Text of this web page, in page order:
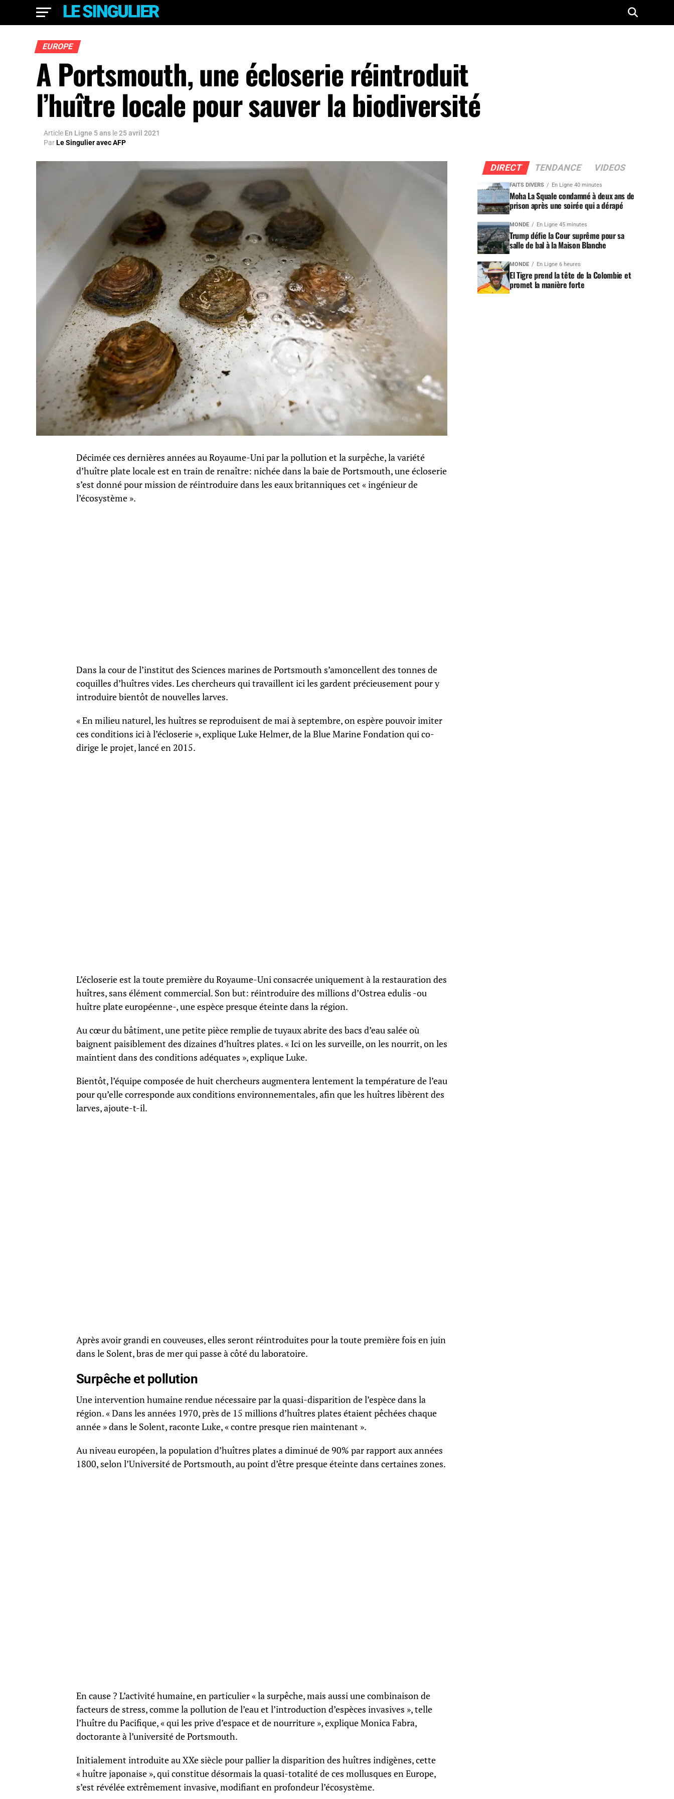
EUROPE
A Portsmouth, une écloserie réintroduit
l’huître locale pour sauver la biodiversité
Article En Ligne 5 ans le25 avril 2021
ParLe Singulier avec AFP
Décimée ces dernières années au Royaume-Uni par la pollution et la surpêche, la variété
d’huître plate locale est en train de renaître: nichée dans la baie de Portsmouth, une écloserie
s’est donné pour mission de réintroduire dans les eaux britanniques cet « ingénieur de
l’écosystème ».
Dans la cour de l’institut des Sciences marines de Portsmouth s’amoncellent des tonnes de
coquilles d’huîtres vides. Les chercheurs qui travaillent ici les gardent précieusement pour y
introduire bientôt de nouvelles larves.
« En milieu naturel, les huîtres se reproduisent de mai à septembre, on espère pouvoir imiter
ces conditions ici à l’écloserie », explique Luke Helmer, de la Blue Marine Fondation qui co-
dirige le projet, lancé en 2015.
L’écloserie est la toute première du Royaume-Uni consacrée uniquement à la restauration des
huîtres, sans élément commercial. Son but: réintroduire des millions d’Ostrea edulis -ou
huître plate européenne-, une espèce presque éteinte dans la région.
Au cœur du bâtiment, une petite pièce remplie de tuyaux abrite des bacs d’eau salée où
baignent paisiblement des dizaines d’huîtres plates. « Ici on les surveille, on les nourrit, on les
maintient dans des conditions adéquates », explique Luke.
Bientôt, l’équipe composée de huit chercheurs augmentera lentement la température de l’eau
pour qu’elle corresponde aux conditions environnementales, afin que les huîtres libèrent des
larves, ajoute-t-il.
Après avoir grandi en couveuses, elles seront réintroduites pour la toute première fois en juin
dans le Solent, bras de mer qui passe à côté du laboratoire.
Surpêche et pollution
Une intervention humaine rendue nécessaire par la quasi-disparition de l’espèce dans la
région. « Dans les années 1970, près de 15 millions d’huîtres plates étaient pêchées chaque
année » dans le Solent, raconte Luke, « contre presque rien maintenant ».
Au niveau européen, la population d’huîtres plates a diminué de 90% par rapport aux années
1800, selon l’Université de Portsmouth, au point d’être presque éteinte dans certaines zones.
En cause ? L’activité humaine, en particulier « la surpêche, mais aussi une combinaison de
facteurs de stress, comme la pollution de l’eau et l’introduction d’espèces invasives », telle
l’huître du Pacifique, « qui les prive d’espace et de nourriture », explique Monica Fabra,
doctorante à l’université de Portsmouth.
Initialement introduite au XXe siècle pour pallier la disparition des huîtres indigènes, cette
« huître japonaise », qui constitue désormais la quasi-totalité de ces mollusques en Europe,
s’est révélée extrêmement invasive, modifiant en profondeur l’écosystème.
DIRECT TENDANCE VIDEOS
FAITS DIVERS En Ligne 40 minutes
Moha La Squale condamné à deux ans de
prison après une soirée qui a dérapé
MONDE En Ligne 45 minutes
Trump défie la Cour suprême pour sa
salle de bal à la Maison Blanche
MONDE En Ligne 6 heures
El Tigre prend la tête de la Colombie et
promet la manière forte